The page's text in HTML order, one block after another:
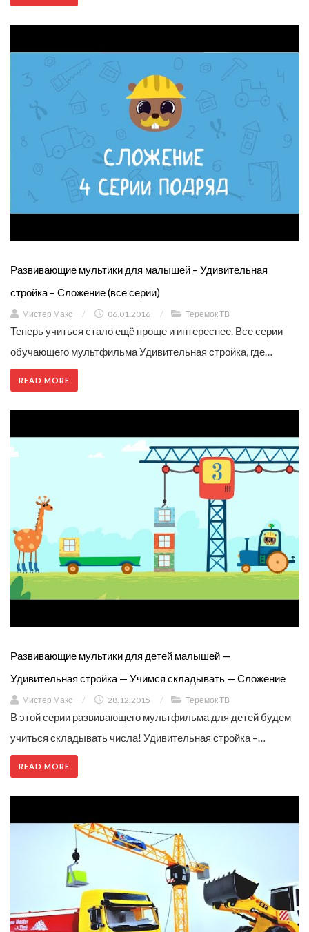
Развивающие мультики для малышей – Удивительная
стройка – Сложение (все серии)
Мистер Макс / 06.01.2016 / Теремок ТВ
Теперь учиться стало ещё проще и интереснее. Все серии
обучающего мультфильма Удивительная стройка, где…
READ MORE
Развивающие мультики для детей малышей —
Удивительная стройка — Учимся складывать — Сложение
Мистер Макс / 28.12.2015 / Теремок ТВ
В этой серии развивающего мультфильма для детей будем
учиться складывать числа! Удивительная стройка –…
READ MORE